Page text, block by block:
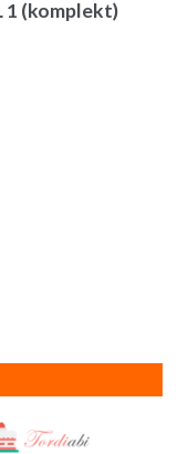
1 (komplekt)